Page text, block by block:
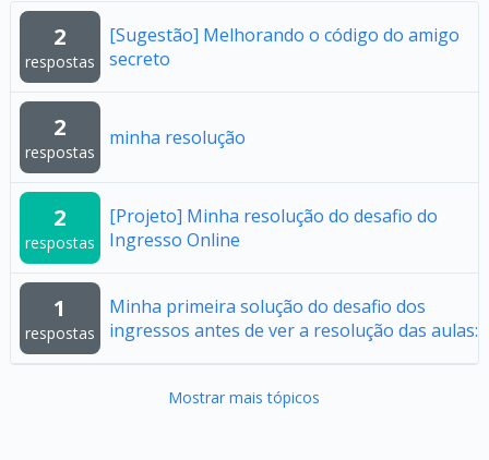
2
respostas
[Sugestão] Melhorando o código do amigo
secreto
2
respostas
minha resolução
2
respostas
[Projeto] Minha resolução do desafio do
Ingresso Online
1
respostas
Minha primeira solução do desafio dos
ingressos antes de ver a resolução das aulas:
Mostrar mais tópicos